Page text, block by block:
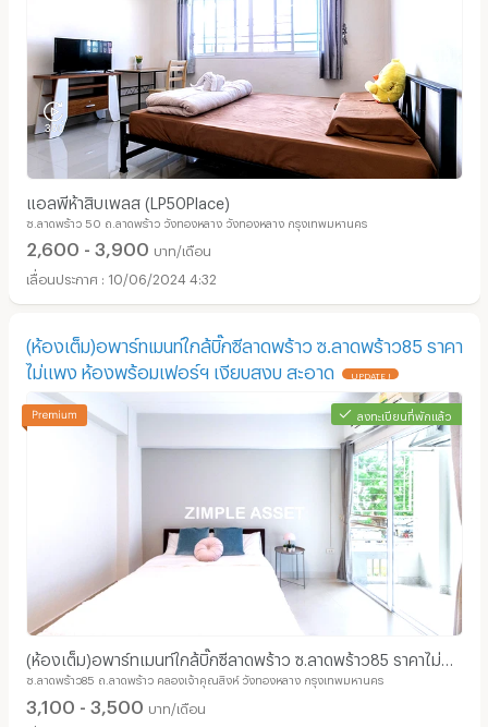
แอลพีห้าสิบเพลส (LP50Place)
ซ.ลาดพร้าว 50 ถ.ลาดพร้าว วังทองหลาง วังทองหลาง กรุงเทพมหานคร
2,600 - 3,900 บาท/เดือน
10/06/2024 4:32
(ห้องเต็ม)อพาร์ทเมนท์ใกล้บิ๊กซีลาดพร้าว ซ.ลาดพร้าว85 ราคา
ไม่แพง ห้องพร้อมเฟอร์ฯ เงียบสงบ สะอาด
UPDATE !
ลงทะเบียนที่พักแล้ว
(ห้องเต็ม)อพาร์ทเมนท์ใกล้บิ๊กซีลาดพร้าว ซ.ลาดพร้าว85 ราคาไม่
แพง ห้องพร้อมเฟอร์ฯ เงียบสงบ สะอาด
ซ.ลาดพร้าว85 ถ.ลาดพร้าว คลองเจ้าคุณสิงห์ วังทองหลาง กรุงเทพมหานคร
3,100 - 3,500 บาท/เดือน